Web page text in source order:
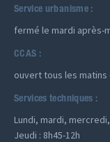
Service urbanisme :
fermé le mardi après-
CCAS :
ouvert tous les matins
Services techniques :
Lundi, mardi,
Jeudi : 8h45-12h